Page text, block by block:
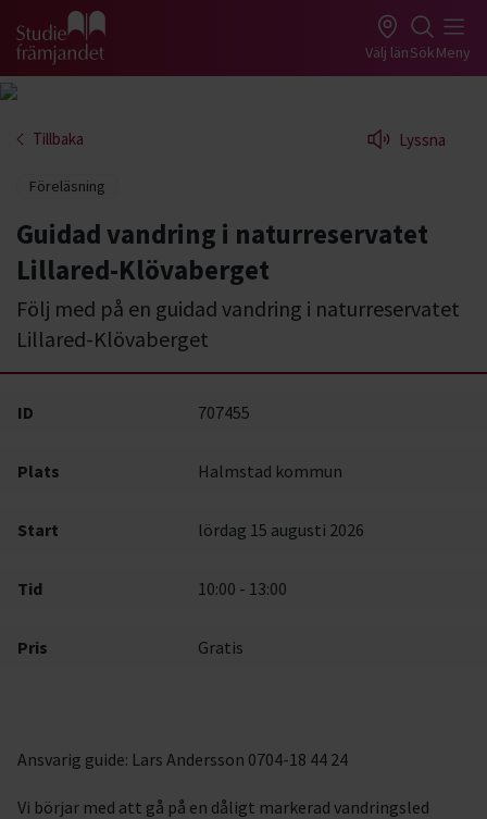
Gå till studiefrämjandets startsida Välj länSökMeny
Tillbaka Lyssna
Föreläsning
Guidad vandring i naturreservatet
Lillared-Klövaberget
Följ med på en guidad vandring i naturreservatet
Lillared-Klövaberget
ID 707455
Plats Halmstad kommun
Start lördag 15 augusti 2026
Tid 10:00 - 13:00
Pris Gratis
Ansvarig guide: Lars Andersson 0704-18 44 24
Vi börjar med att gå på en dåligt markerad vandringsled